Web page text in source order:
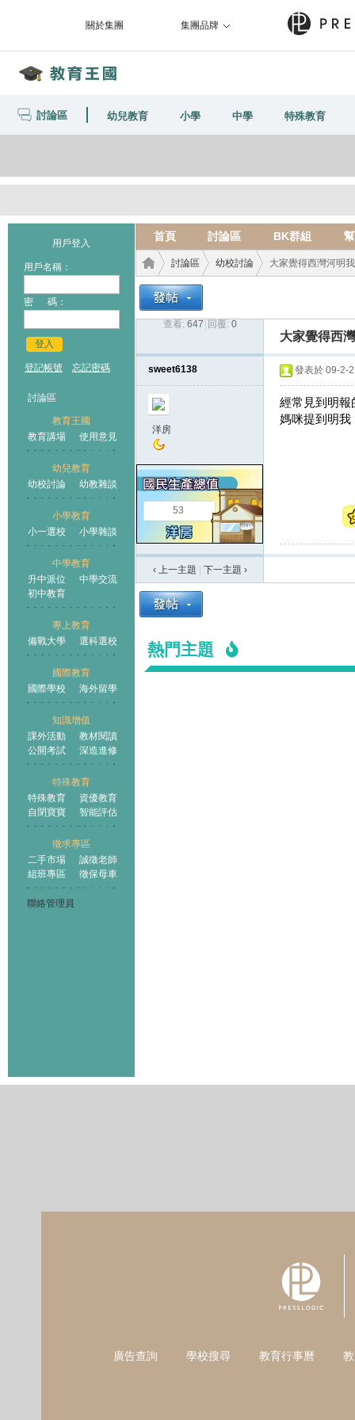
關於集團 集團品牌
討論區 幼兒教育 小學 中學 特殊教育
用戶登入
用戶名稱：
密 碼：
登入
登記帳號 忘記密碼
討論區
教育王國
教育講場
使用意見
幼兒教育
幼校討論
幼教雜談
小學教育
小一選校
小學雜談
中學教育
升中派位
中學交流
初中教育
專上教育
備戰大學
選科選校
國際教育
國際學校
海外留學
知識增值
課外活動
教材閱讀
公開考試
深造進修
特殊教育
特殊教育
資優教育
自閉寶寶
智能評估
徵求專區
二手市場
誠徵老師
組班專區
徵保母車
聯絡管理員
首頁 討論區 BK群組
王國
討論區
›
幼校討論 大家覺得西灣河明
查看: 647 回覆: 0
大家覺得西
sweet6138
洋房
53
發表於 09-2-
經常見到明報
媽咪提到明我
‹ 上一主題 下一主題 ›
熱門主題
廣告查詢 學校搜尋 教育行事曆